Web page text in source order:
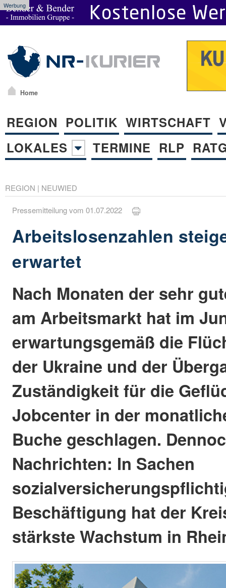
Werbung
Home
REGION POLITIK WIRTSCHAFT
LOKALES
TERMINE RLP
REGION | NEUWIED
Pressemitteilung vom 01.07.2022
Arbeitslosenzahlen
erwartet
Nach Monaten der sehr
am Arbeitsmarkt hat im
erwartungsgemäß die
der Ukraine und der
Zuständigkeit für die
Jobcenter in der
Buche geschlagen.
Nachrichten: In Sachen
Beschäftigung hat der
stärkste Wachstum in